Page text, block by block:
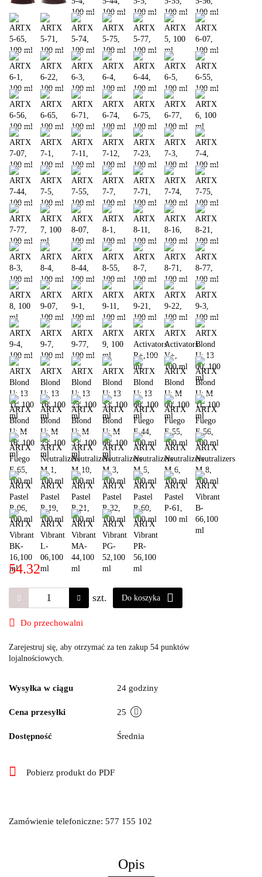
54.32
szt. Do koszyka
Do przechowalni
Zarejestruj się, aby otrzymać za ten zakup 54 punktów
lojalnościowych.
Wysyłka w ciągu 24 godziny
Cena przesyłki 25
Dostępność Średnia
Pobierz produkt do PDF
Zamówienie telefoniczne: 577 155 102
Opis